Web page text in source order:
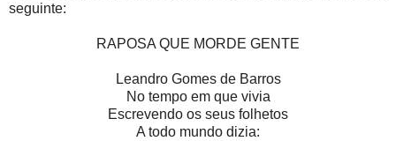
seguinte:
RAPOSA QUE MORDE GENTE
Leandro Gomes de Barros
No tempo em que vivia
Escrevendo os seus folhetos
A todo mundo dizia: